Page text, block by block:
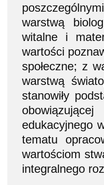
warstwą
witalne i
wartości
społeczne; z
warstwą
stanowiły
edukacyjnego
tematu
wartościom
integralnego